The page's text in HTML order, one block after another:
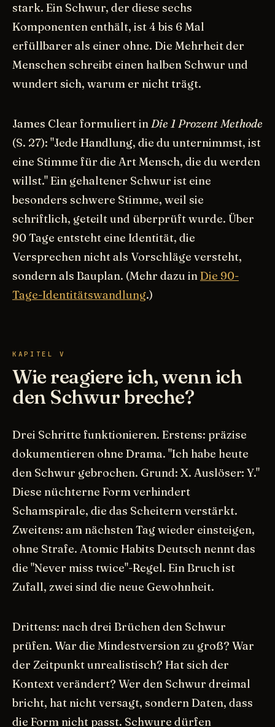
stark. Ein Schwur, der diese sechs
Komponenten enthält, ist 4 bis 6 Mal
erfüllbarer als einer ohne. Die Mehrheit der
Menschen schreibt einen halben Schwur und
wundert sich, warum er nicht trägt.
James Clear formuliert inDie 1 Prozent Methode
(S. 27): "Jede Handlung, die du unternimmst, ist
eine Stimme für die Art Mensch, die du werden
willst." Ein gehaltener Schwur ist eine
besonders schwere Stimme, weil sie
schriftlich, geteilt und überprüft wurde. Über
90 Tage entsteht eine Identität, die
Versprechen nicht als Vorschläge versteht,
sondern als Bauplan. (Mehr dazu inDie 90-
Tage-Identitätswandlung.)
KAPITEL V
Wie reagiere ich, wenn ich
den Schwur breche?
Drei Schritte funktionieren. Erstens: präzise
dokumentieren ohne Drama. "Ich habe heute
den Schwur gebrochen. Grund: X. Auslöser: Y."
Diese nüchterne Form verhindert
Schamspirale, die das Scheitern verstärkt.
Zweitens: am nächsten Tag wieder einsteigen,
ohne Strafe. Atomic Habits Deutsch nennt das
die "Never miss twice"-Regel. Ein Bruch ist
Zufall, zwei sind die neue Gewohnheit.
Drittens: nach drei Brüchen den Schwur
prüfen. War die Mindestversion zu groß? War
der Zeitpunkt unrealistisch? Hat sich der
Kontext verändert? Wer den Schwur dreimal
bricht, hat nicht versagt, sondern Daten, dass
die Form nicht passt. Schwure dürfen